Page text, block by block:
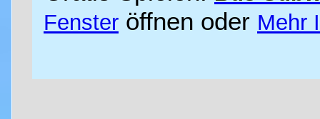
Fenster öffnen oder Mehr